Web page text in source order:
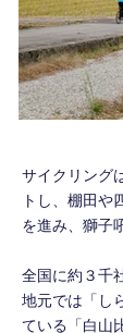
サイクリング
トし、棚田や
を進み、獅子
全国に約３千
地元では「し
ている「白山